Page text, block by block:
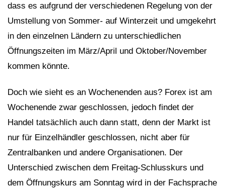
dass es aufgrund der verschiedenen Regelung von der
Umstellung von Sommer- auf Winterzeit und umgekehrt
in den einzelnen Ländern zu unterschiedlichen
Öffnungszeiten im März/April und Oktober/November
kommen könnte.
Doch wie sieht es an Wochenenden aus? Forex ist am
Wochenende zwar geschlossen, jedoch findet der
Handel tatsächlich auch dann statt, denn der Markt ist
nur für Einzelhändler geschlossen, nicht aber für
Zentralbanken und andere Organisationen. Der
Unterschied zwischen dem Freitag-Schlusskurs und
dem Öffnungskurs am Sonntag wird in der Fachsprache